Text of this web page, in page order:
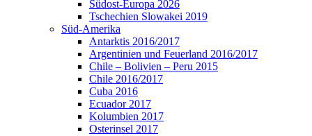
Südost-Europa 2026
Tschechien Slowakei 2019
Süd-Amerika
Antarktis 2016/2017
Argentinien und Feuerland 2016/2017
Chile – Bolivien – Peru 2015
Chile 2016/2017
Cuba 2016
Ecuador 2017
Kolumbien 2017
Osterinsel 2017